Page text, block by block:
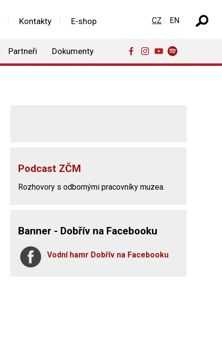
Kontakty E-shop
Partneři Dokumenty
Zvolte jazyk
CZ EN
Podcast ZČM
Rozhovory s odbornými pracovníky muzea.
Banner - Dobřív na Facebooku
Vodní hamr Dobřív na Facebooku